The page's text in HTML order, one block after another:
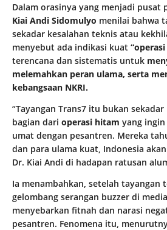
Dalam orasinya yang menjadi pusat
Kiai Andi Sidomulyo menilai bahwa
sekadar kesalahan teknis atau
menyebut ada indikasi kuat
terencana dan sistematis untuk
melemahkan peran ulama, serta
kebangsaan NKRI.
“Tayangan Trans7 itu bukan
bagian dari operasi hitam yang
umat dengan pesantren. Mereka
dan para ulama kuat, Indonesia
Dr. Kiai Andi di hadapan ratusan
Ia menambahkan, setelah tayangan
gelombang serangan buzzer di
menyebarkan fitnah dan narasi
pesantren. Fenomena itu,